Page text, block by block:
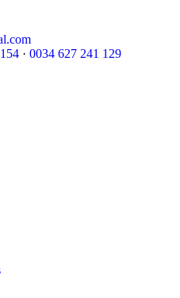
· 0034 627 241 129